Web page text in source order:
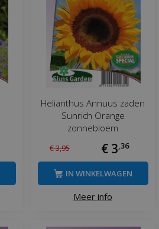
Helianthus Annuus zaden
Sunrich Orange
zonnebloem
€3,95 € 3,36
Meer info
IN WINKELWAGEN